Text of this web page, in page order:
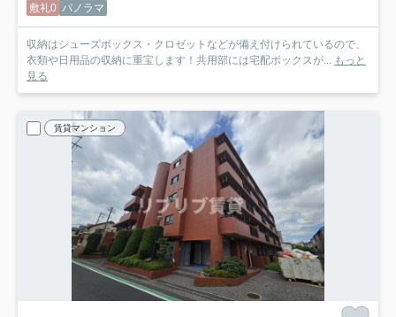
敷礼0 パノラマ
収納はシューズボックス・クロゼットなどが備え付けられているので、
衣類や日用品の収納に重宝します！共用部には宅配ボックスが...
もっと
見る
賃貸マンション